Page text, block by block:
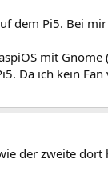
dem Pi5. Bei
mit
Da ich kein
der zweite